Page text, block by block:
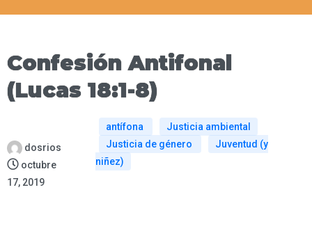
Confesión Antifonal
(Lucas 18:1-8)
dosrios
octubre
17, 2019
antífona
Justicia ambiental
Justicia de género
Juventud (y
niñez)